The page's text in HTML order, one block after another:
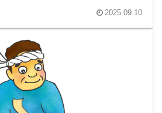
2025.09.10